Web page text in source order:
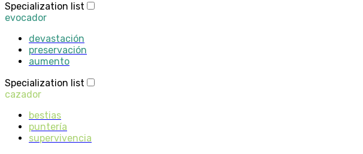
Specialization list
evocador
devastación
preservación
aumento
Specialization list
cazador
bestias
puntería
supervivencia